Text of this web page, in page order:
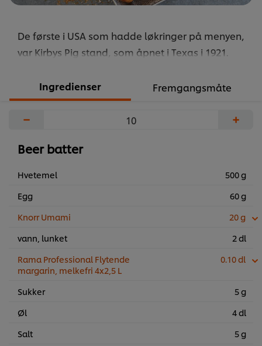
De første i USA som hadde løkringer på menyen,
var Kirbys Pig stand, som åpnet i Texas i 1921.
USA, og den revolusjonerte den amerikanske
måten å spise på. Restauranten la grunnlaget for
måten blant annet McDonalds og Burger King
Ingredienser Fremgangsmåte
− +
Beer batter
Hvetemel
500 g
Egg
60 g
Knorr Umami
20 g
vann, lunket
2 dl
Rama Professional Flytende
margarin, melkefri 4x2,5 L
0.10 dl
Sukker
5 g
Øl
4 dl
Salt
5 g